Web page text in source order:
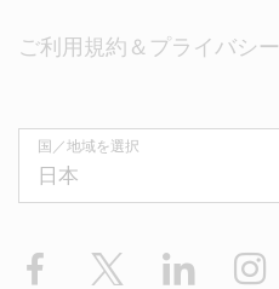
ご利用規約＆プライバシー
国／地域を選択
Facebook LinkedIn